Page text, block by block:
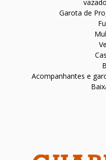
Garota de
Acompanhantes e